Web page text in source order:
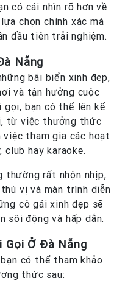
có cái nhìn rõ hơn về
chọn chính xác mà
đầu tiên trải nghiệm.
Nẵng
bãi biển xinh đẹp,
và tận hưởng cuộc
gọi, bạn có thể lên kế
từ việc thưởng thức
việc tham gia các hoạt
hay karaoke.
thường rất nhộn nhịp,
vị và màn trình diễn
cô gái xinh đẹp sẽ
sôi động và hấp dẫn.
Gọi Ở Đà Nẵng
có thể tham khảo
thức sau: